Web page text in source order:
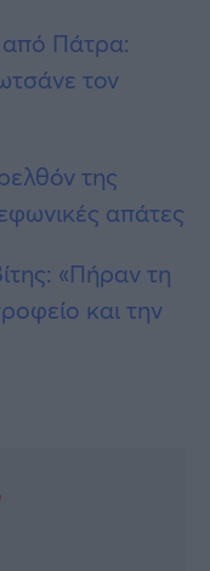
από Πάτρα:
τον
της
απάτες
«Πήραν τη
και την